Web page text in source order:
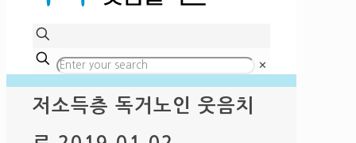
✕
저소득층 독거노인 웃음치